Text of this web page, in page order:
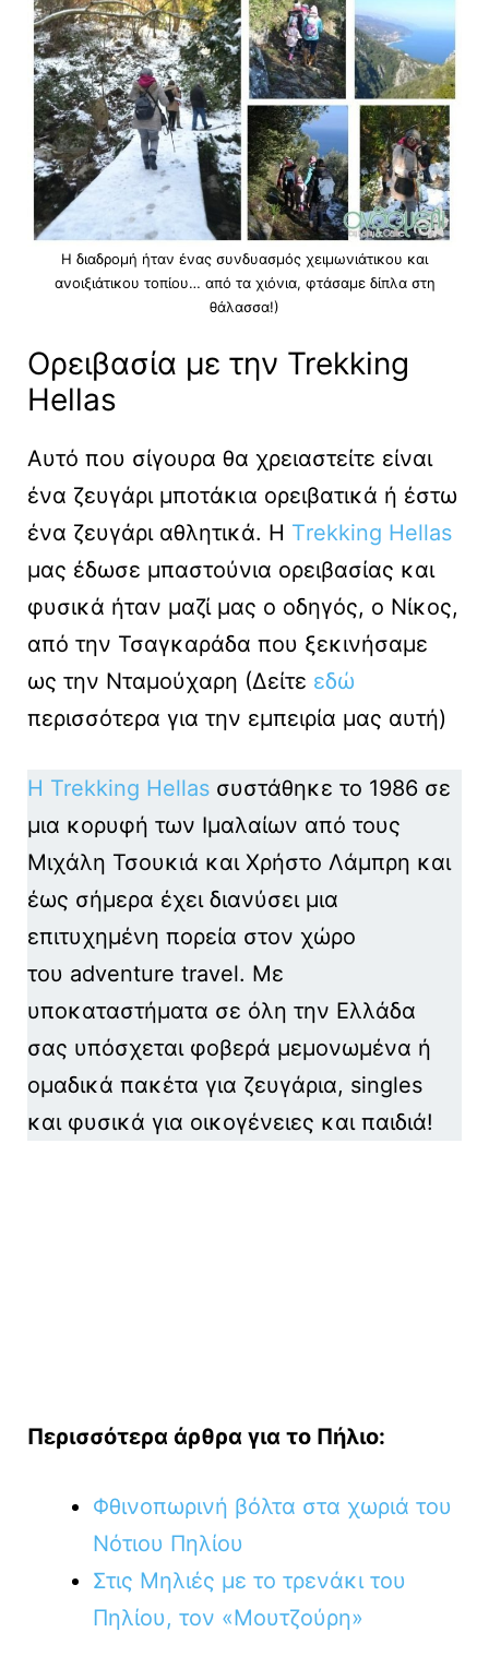
Η διαδρομή ήταν ένας συνδυασμός χειμωνιάτικου και
ανοιξιάτικου τοπίου… από τα χιόνια, φτάσαμε δίπλα στη
θάλασσα!)
Ορειβασία με την Trekking
Hellas
Αυτό που σίγουρα θα χρειαστείτε είναι
ένα ζευγάρι μποτάκια ορειβατικά ή έστω
ένα ζευγάρι αθλητικά. Η Τrekking Hellas
μας έδωσε μπαστούνια ορειβασίας και
φυσικά ήταν μαζί μας ο οδηγός, ο Νίκος,
από την Τσαγκαράδα που ξεκινήσαμε
ως την Νταμούχαρη (Δείτε εδώ
περισσότερα για την εμπειρία μας αυτή)
Η Trekking Hellas συστάθηκε το 1986 σε
μια κορυφή των Ιμαλαίων από τους
Μιχάλη Τσουκιά και Χρήστο Λάμπρη και
έως σήμερα έχει διανύσει μια
επιτυχημένη πορεία στον χώρο
του adventure travel. Με
υποκαταστήματα σε όλη την Ελλάδα
σας υπόσχεται φοβερά μεμονωμένα ή
ομαδικά πακέτα για ζευγάρια, singles
και φυσικά για οικογένειες και παιδιά!
Περισσότερα άρθρα για το Πήλιο:
Φθινοπωρινή βόλτα στα χωριά του
Νότιου Πηλίου
Στις Μηλιές με το τρενάκι του
Πηλίου, τον «Μουτζούρη»